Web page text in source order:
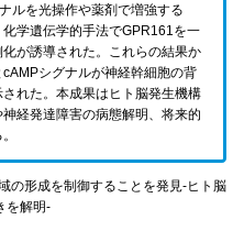
ルを光操作や薬剤で増強する
学遺伝学的手法でGPR161を一
が誘導された。これらの結果か
シグナルが神経幹細胞の背
れた。本成果はヒト脳発生機構
経発達障害の病態解明、将来的